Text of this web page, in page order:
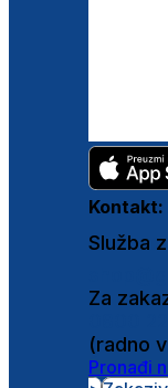
Kontakt:
Služba
Za
(radno
Pronađi